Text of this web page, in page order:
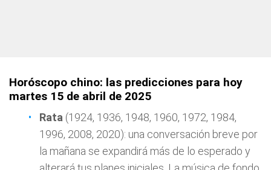
Horóscopo chino: las predicciones para hoy
martes 15 de abril de 2025
Rata (1924, 1936, 1948, 1960, 1972, 1984,
1996, 2008, 2020): una conversación breve por
la mañana se expandirá más de lo esperado y